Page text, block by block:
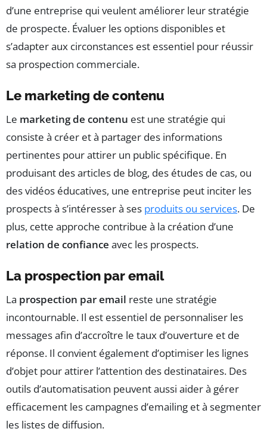
d’une entreprise qui veulent améliorer leur stratégie
de prospecte. Évaluer les options disponibles et
s’adapter aux circonstances est essentiel pour réussir
sa prospection commerciale.
Le marketing de contenu
Le marketing de contenu est une stratégie qui
consiste à créer et à partager des informations
pertinentes pour attirer un public spécifique. En
produisant des articles de blog, des études de cas, ou
des vidéos éducatives, une entreprise peut inciter les
prospects à s’intéresser à ses produits ou services. De
plus, cette approche contribue à la création d’une
relation de confiance avec les prospects.
La prospection par email
La prospection par email reste une stratégie
incontournable. Il est essentiel de personnaliser les
messages afin d’accroître le taux d’ouverture et de
réponse. Il convient également d’optimiser les lignes
d’objet pour attirer l’attention des destinataires. Des
outils d’automatisation peuvent aussi aider à gérer
efficacement les campagnes d’emailing et à segmenter
les listes de diffusion.